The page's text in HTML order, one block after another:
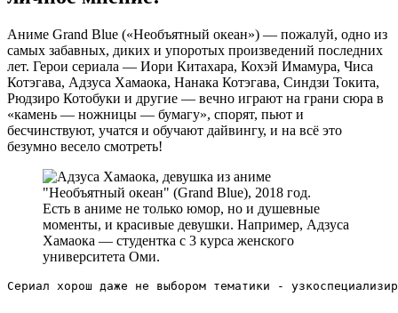
Аниме Grand Blue («Необъятный океан») — пожалуй, одно из
самых забавных, диких и упоротых произведений последних
лет. Герои сериала — Иори Китахара, Кохэй Имамура, Чиса
Котэгава, Адзуса Хамаока, Нанака Котэгава, Синдзи Токита,
Рюдзиро Котобуки и другие — вечно играют на грани сюра в
«камень — ножницы — бумагу», спорят, пьют и
бесчинствуют, учатся и обучают дайвингу, и на всё это
безумно весело смотреть!
Есть в аниме не только юмор, но и душевные
моменты, и красивые девушки. Например, Адзуса
Хамаока — студентка с 3 курса женского
университета Оми.
Сериал хорош даже не выбором тематики -